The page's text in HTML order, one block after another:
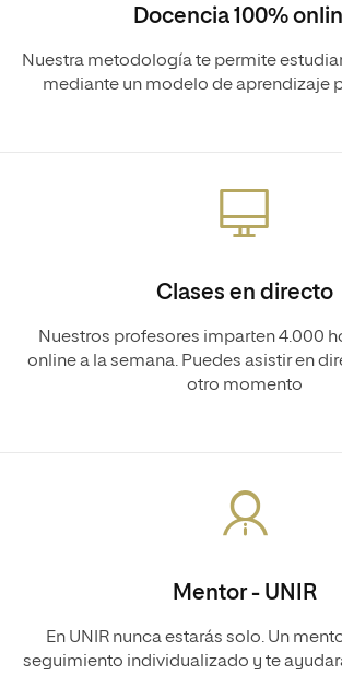
Docencia 100%
Nuestra metodología te permite
mediante un modelo de aprendizaje
Clases en directo
Nuestros profesores imparten 4.000
online a la semana. Puedes asistir en
otro momento
Mentor - UNIR
En UNIR nunca estarás solo. Un
seguimiento individualizado y te